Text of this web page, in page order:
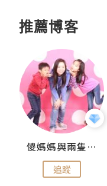
推薦博客
儍媽媽與兩隻小魔怪之家
追蹤